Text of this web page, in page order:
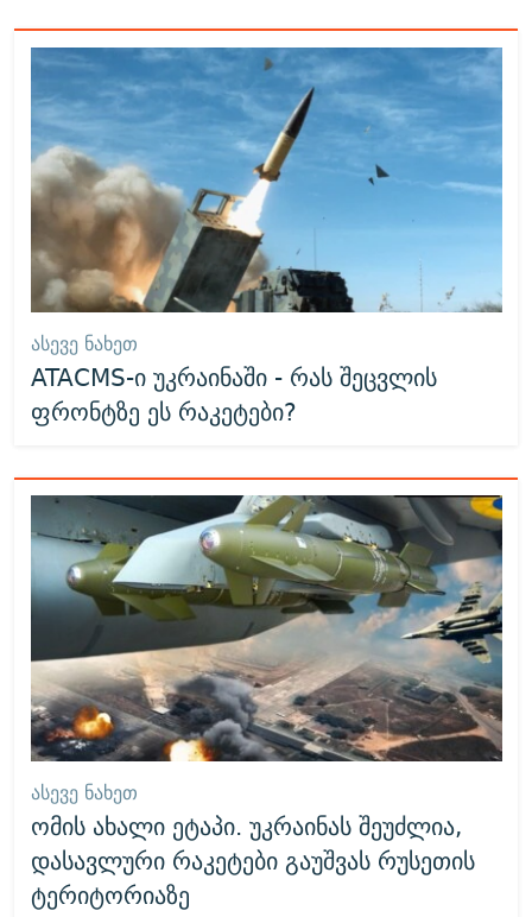
ᲐᲡᲔᲕᲔ ᲜᲐᲮᲔᲗ
ATACMS-ი უკრაინაში - რას შეცვლის
ფრონტზე ეს რაკეტები?
ᲐᲡᲔᲕᲔ ᲜᲐᲮᲔᲗ
ომის ახალი ეტაპი. უკრაინას შეუძლია,
დასავლური რაკეტები გაუშვას რუსეთის
ტერიტორიაზე